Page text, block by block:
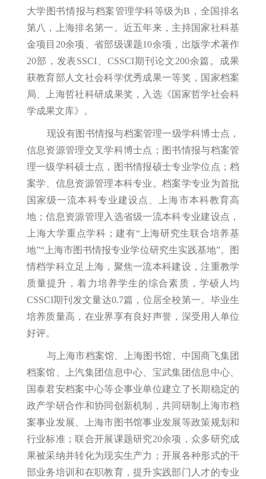
大学图书情报与档案管理学科等级为B，全国排名
第八，上海排名第一。近五年来，主持国家社科基
金项目20余项、省部级课题10余项，出版学术著作
20部，发表SSCI、CSSCI期刊论文200余篇。成果
获教育部人文社会科学优秀成果一等奖，国家档案
局、上海哲社科研成果奖，入选《国家哲学社会科
学成果文库》。
现设有图书情报与档案管理一级学科博士点，
信息资源管理交叉学科博士点；图书情报与档案管
理一级学科硕士点，图书情报硕士专业学位点；档
案学、信息资源管理本科专业。档案学专业为首批
国家级一流本科专业建设点、上海市本科教育高
地；信息资源管理入选省级一流本科专业建设点，
上海大学重点学科；建有“上海研究生联合培养基
地”“上海市图书情报专业学位研究生实践基地”。图
情档学科立足上海，聚焦一流本科建设，注重教学
质量提升，着力培养学生的综合素质，学硕人均
CSSCI期刊发文量达0.7篇，位居全校第一。毕业生
培养质量高，在业界享有良好声誉，深受用人单位
好评。
与上海市档案馆、上海图书馆、中国商飞集团
档案馆、上汽集团信息中心、宝武集团信息中心、
国泰君安档案中心等企事业单位建立了长期稳定的
政产学研合作和协同创新机制，共同研制上海市档
案事业发展、上海市图书馆事业发展等政策规划和
行业标准；联合开展课题研究20余项，众多研究成
果被采纳并转化为现实生产力；开展各种形式的干
部业务培训和在职教育，提升实践部门人才的专业